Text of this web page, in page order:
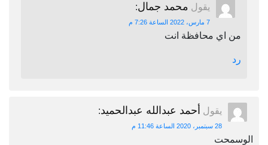
يقول محمد جمال:
7 مارس، 2022 الساعة 7:26 م
من اي محافظة انت
رد
يقول أحمد عبدالله عبدالحميد:
28 سبتمبر، 2020 الساعة 11:46 م
الوسمحت